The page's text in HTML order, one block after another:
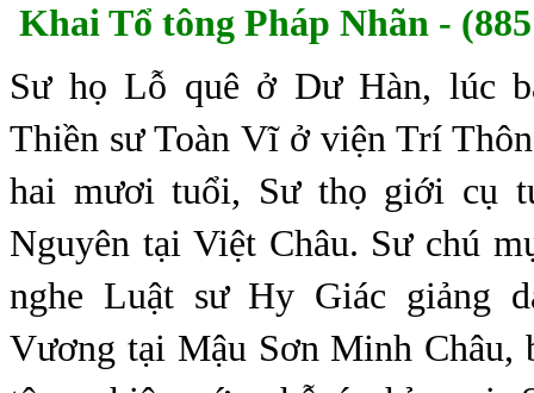
Khai Tổ tông Pháp Nhãn -
Sư họ Lỗ quê ở Dư Hàn, lúc
Thiền sư Toàn Vĩ ở viện Trí
hai mươi tuổi, Sư thọ giới cụ
Nguyên tại Việt Châu. Sư chú
nghe Luật sư Hy Giác giảng
Vương tại Mậu Sơn Minh Châu,